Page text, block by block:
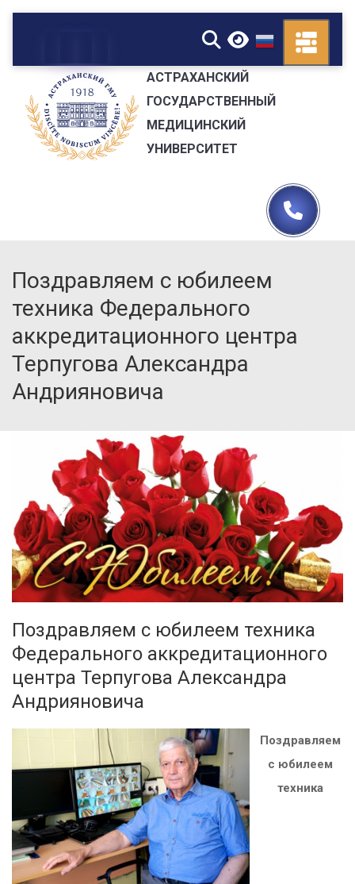
▼
АСТРАХАНСКИЙ
ГОСУДАРСТВЕННЫЙ
МЕДИЦИНСКИЙ
УНИВЕРСИТЕТ
Поздравляем с юбилеем
техника Федерального
аккредитационного центра
Терпугова Александра
Андрияновича
Поздравляем с юбилеем техника
Федерального аккредитационного
центра Терпугова Александра
Андрияновича
Поздравляем
с юбилеем
техника